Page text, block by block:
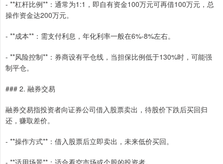
- **杠杆比例**：通常为1:1，即自有资金100万元可再借100万元，总
操作资金达200万元。
- **成本**：需支付利息，年化利率一般在6%-8%左右。
- **风险控制**：券商设有平仓线，当担保比例低于130%时，可能强
制平仓。
### 2. 融券交易
融券交易指投资者向证券公司借入股票卖出，待股价下跌后买回归
还，赚取差价。
- **操作方式**：借入股票后立即卖出，未来低价买回。
- **适用场景**：适合看空市场或个股的投资者。